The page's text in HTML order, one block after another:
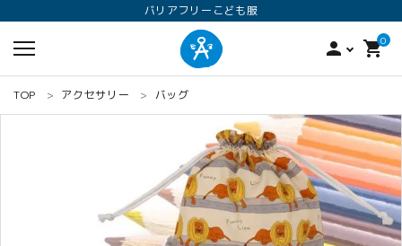
バリアフリーこども服
person 0
shopping_cart
TOP アクセサリー バッグ